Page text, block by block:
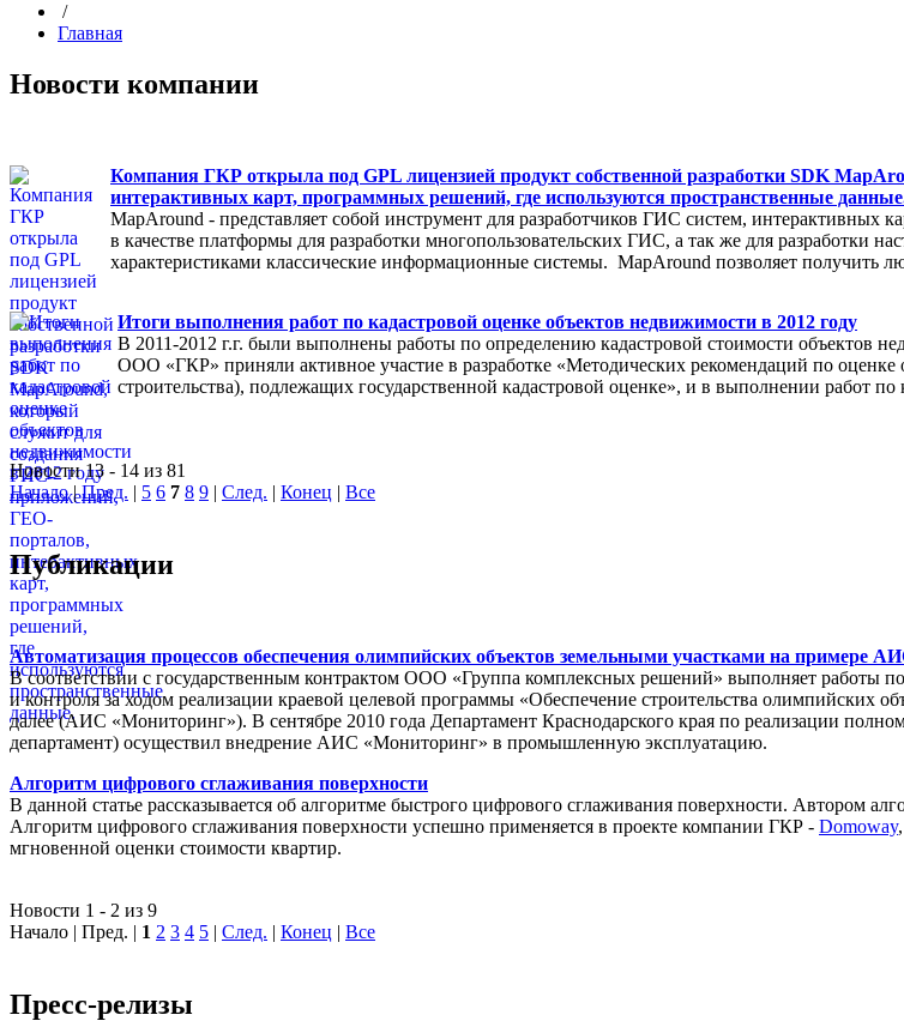
/
Главная
Новости компании
Компания ГКР открыла под GPL лицензией продукт собственной разработки SDK
интерактивных карт, программных решений, где используются пространственные
MapAround - представляет собой инструмент для разработчиков ГИС систем, интерактивных
в качестве платформы для разработки многопользовательских ГИС, а так же для
характеристиками классические информационные системы. MapAround позволяет получить
Итоги выполнения работ по кадастровой оценке объектов недвижимости в 2012 году
В 2011-2012 г.г. были выполнены работы по определению кадастровой стоимости объектов
ООО «ГКР» приняли активное участие в разработке «Методических рекомендаций по
строительства), подлежащих государственной кадастровой оценке», и в выполнении работ
Новости 13 - 14 из 81
Начало|Пред. | 5 6 7 8 9 | След. | Конец | Все
Публикации
Автоматизация процессов обеспечения олимпийских объектов земельными участками на примере
В соответствии с государственным контрактом ООО «Группа комплексных решений» выполняет работы
и контроля за ходом реализации краевой целевой программы «Обеспечение строительства олимпийских
далее (АИС «Мониторинг»). В сентябре 2010 года Департамент Краснодарского края по реализации
департамент) осуществил внедрение АИС «Мониторинг» в промышленную эксплуатацию.
Алгоритм цифрового сглаживания поверхности
В данной статье рассказывается об алгоритме быстрого цифрового сглаживания поверхности. Автором
Алгоритм цифрового сглаживания поверхности успешно применяется в проекте компании ГКР - Domoway
мгновенной оценки стоимости квартир.
Новости 1 - 2 из 9
Начало | Пред. | 1 2 3 4 5 | След. | Конец | Все
Пресс-релизы